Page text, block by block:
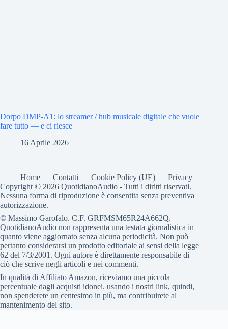
Dorpo DMP-A1: lo streamer / hub musicale digitale che vuole
fare tutto — e ci riesce
16 Aprile 2026
Home Contatti Cookie Policy (UE)
Privacy
Copyright © 2026 QuotidianoAudio - Tutti i diritti riservati.
Nessuna forma di riproduzione è consentita senza preventiva
autorizzazione.
© Massimo Garofalo. C.F. GRFMSM65R24A662Q.
QuotidianoAudio non rappresenta una testata giornalistica in
quanto viene aggiornato senza alcuna periodicità. Non può
pertanto considerarsi un prodotto editoriale ai sensi della legge
62 del 7/3/2001. Ogni autore è direttamente responsabile di
ciò che scrive negli articoli e nei commenti.
In qualità di Affiliato Amazon, riceviamo una piccola
percentuale dagli acquisti idonei. usando i nostri link, quindi,
non spenderete un centesimo in più, ma contribuirete al
mantenimento del sito.